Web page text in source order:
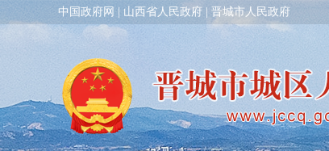
中国政府网 山西省人民政府 晋城市人民政府